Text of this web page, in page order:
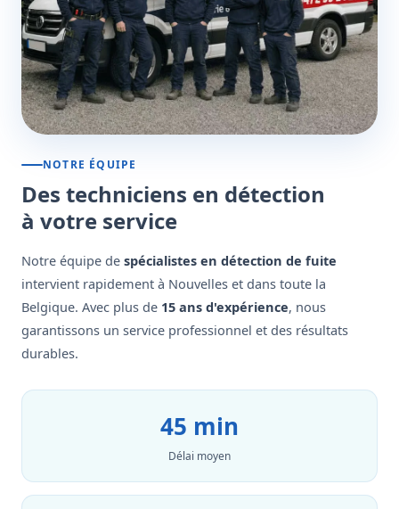
NOTRE ÉQUIPE
Des techniciens en détection
à votre service
Notre équipe de spécialistes en détection de fuite
intervient rapidement à Nouvelles et dans toute la
Belgique. Avec plus de 15 ans d'expérience, nous
garantissons un service professionnel et des résultats
durables.
45 min
Délai moyen